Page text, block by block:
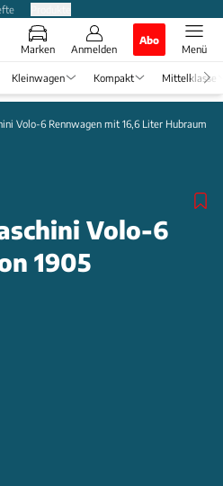
Marken Anmelden
Abo
Menü
Kleinwagen Kompakt Mittelklasse
Volo-6 Rennwagen mit 16,6 Liter Hubraum
Volo-6
1905